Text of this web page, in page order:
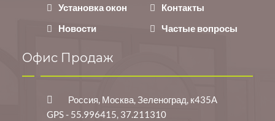
Установка окон
Контакты
Новости
Частые вопросы
Офис Продаж
Россия, Москва, Зеленоград, к435А
GPS - 55.996415, 37.211310